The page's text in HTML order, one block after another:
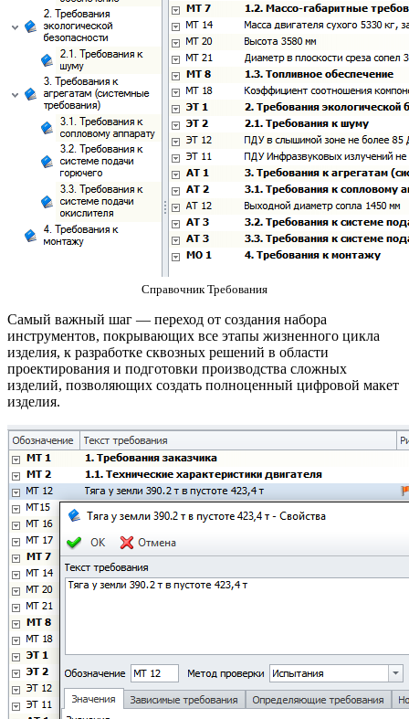
Справочник Требования
Самый важный шаг — переход от создания набора
инструментов, покрывающих все этапы жизненного цикла
изделия, к разработке сквозных решений в области
проектирования и подготовки производства сложных
изделий, позволяющих создать полноценный цифровой макет
изделия.